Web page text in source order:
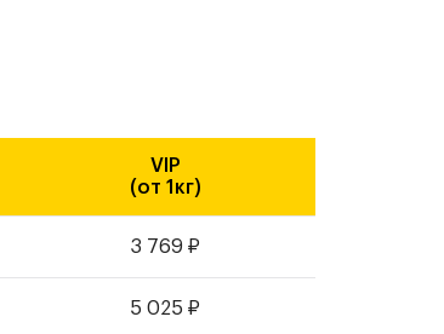
VIP
(от 1кг)
3 769 ₽
5 025 ₽